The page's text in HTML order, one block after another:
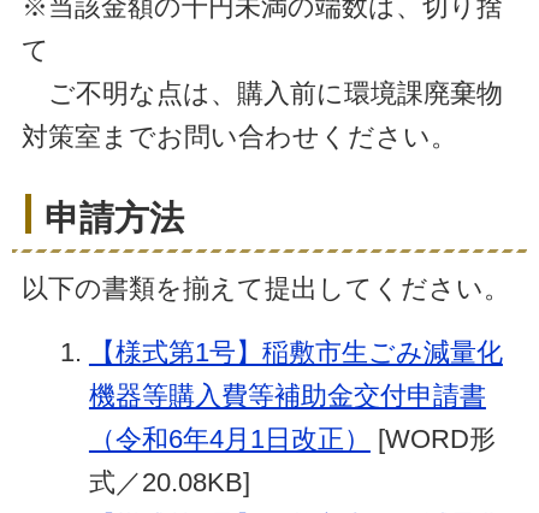
※当該金額の千円未満の端数は、切り捨
て
ご不明な点は、購入前に環境課廃棄物
対策室までお問い合わせください。
申請方法
以下の書類を揃えて提出してください。
【様式第1号】稲敷市生ごみ減量化
機器等購入費等補助金交付申請書
（令和6年4月1日改正）
[WORD形
式／20.08KB]